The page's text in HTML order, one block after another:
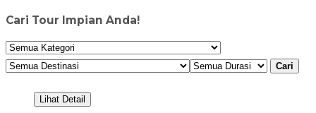
Cari Tour Impian Anda!
Cari
Lihat Detail